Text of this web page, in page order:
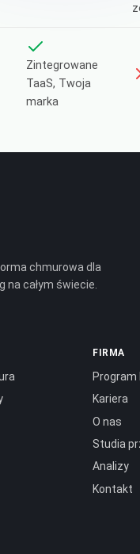
Zintegrowane
TaaS, Twoja
marka
chmurowa dla
na całym świecie.
FIRMA
Kariera
O nas
Studia
Analizy
Kontakt